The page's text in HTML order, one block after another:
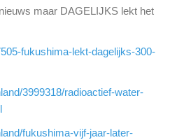
maar DAGELIJKS lekt het
fukushima-lekt-dagelijks-300-
3999318/radioactief-water-
fukushima-vijf-jaar-later-